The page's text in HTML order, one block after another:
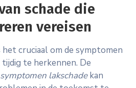
schade die
vereisen
cruciaal om de symptomen
tijdig te herkennen. De
symptomen lakschadekan